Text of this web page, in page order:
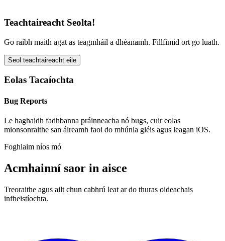
Teachtaireacht Seolta!
Go raibh maith agat as teagmháil a dhéanamh. Fillfimid ort go luath.
Seol teachtaireacht eile
Eolas Tacaíochta
Bug Reports
Le haghaidh fadhbanna práinneacha nó bugs, cuir eolas
mionsonraithe san áireamh faoi do mhúnla gléis agus leagan iOS.
Foghlaim níos mó
Acmhainní saor in aisce
Treoraithe agus ailt chun cabhrú leat ar do thuras oideachais
infheistíochta.